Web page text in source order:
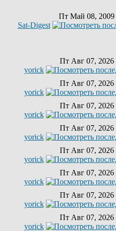
Пт Май 08, 2009
Sat-Digest
Пт Авг 07, 2026
yorick
Пт Авг 07, 2026
yorick
Пт Авг 07, 2026
yorick
Пт Авг 07, 2026
yorick
Пт Авг 07, 2026
yorick
Пт Авг 07, 2026
yorick
Пт Авг 07, 2026
yorick
Пт Авг 07, 2026
yorick